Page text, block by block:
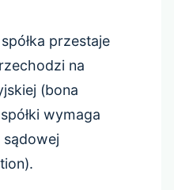
przestaje
na
(bona
wymaga